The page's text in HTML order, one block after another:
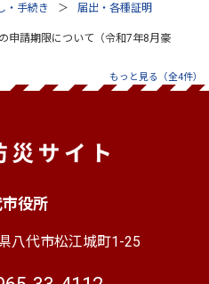
・手続き
届出・各種証明
申請期限について（令和7年8月豪
もっと見る（全4件）
役所
八代市松江城町1-25